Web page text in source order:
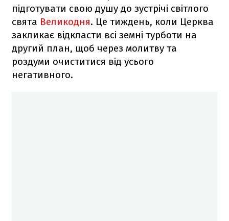
підготувати свою душу до зустрічі світлого
свята Великодня. Це тиждень, коли Церква
закликає відкласти всі земні турботи на
другий план, щоб через молитву та
роздуми очиститися від усього
негативного.